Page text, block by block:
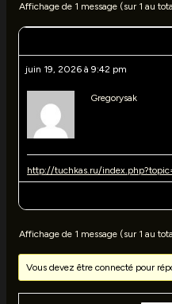
Affichage de 1 message (sur 1 au
juin 19, 2026 à 9:42 pm
Gregorysak
http://tuchkas.ru/
Affichage de 1 message (sur 1 au
Vous devez être connecté pour